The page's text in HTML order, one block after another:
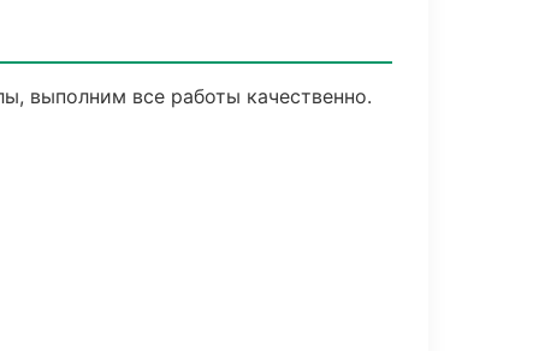
выполним все работы качественно.